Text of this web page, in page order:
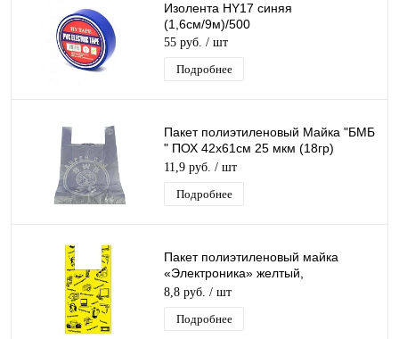
Изолента HY17 синяя
(1,6см/9м)/500
55 руб. / шт
Подробнее
Пакет полиэтиленовый Майка "БМБ
" ПОХ 42х61см 25 мкм (18гр)
/50шт/500 шт*меш
11,9 руб. / шт
Подробнее
Пакет полиэтиленовый майка
«Электроника» желтый,
43+20*64см, 23 мкм
8,8 руб. / шт
Подробнее